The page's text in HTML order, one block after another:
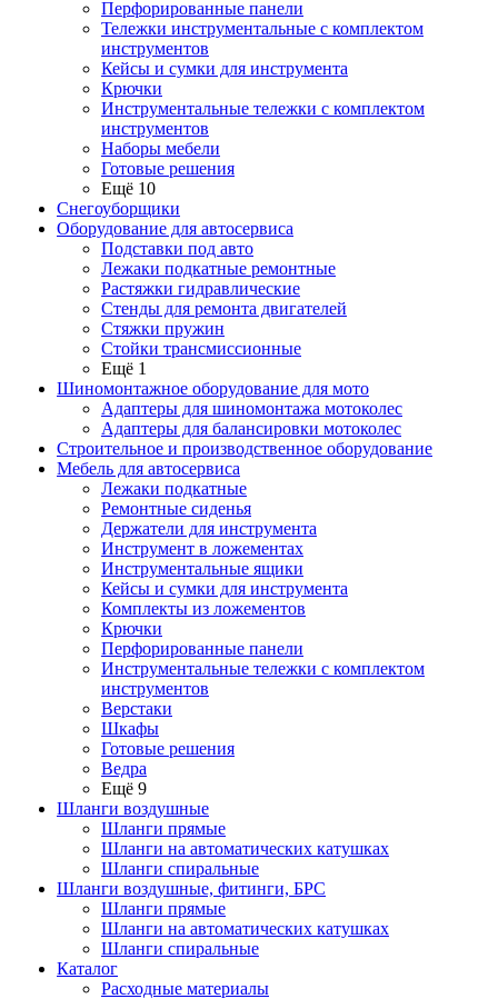
Перфорированные панели
Тележки инструментальные с комплектом
инструментов
Кейсы и сумки для инструмента
Крючки
Инструментальные тележки с комплектом
инструментов
Наборы мебели
Готовые решения
Ещё 10
Снегоуборщики
Оборудование для автосервиса
Подставки под авто
Лежаки подкатные ремонтные
Растяжки гидравлические
Стенды для ремонта двигателей
Стяжки пружин
Стойки трансмиссионные
Ещё 1
Шиномонтажное оборудование для мото
Адаптеры для шиномонтажа мотоколес
Адаптеры для балансировки мотоколес
Строительное и производственное оборудование
Мебель для автосервиса
Лежаки подкатные
Ремонтные сиденья
Держатели для инструмента
Инструмент в ложементах
Инструментальные ящики
Кейсы и сумки для инструмента
Комплекты из ложементов
Крючки
Перфорированные панели
Инструментальные тележки с комплектом
инструментов
Верстаки
Шкафы
Готовые решения
Ведра
Ещё 9
Шланги воздушные
Шланги прямые
Шланги на автоматических катушках
Шланги спиральные
Шланги воздушные, фитинги, БРС
Шланги прямые
Шланги на автоматических катушках
Шланги спиральные
Каталог
Расходные материалы